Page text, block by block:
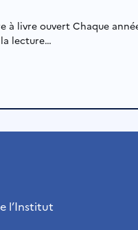
à livre ouvert Chaque
lecture…
l’Institut